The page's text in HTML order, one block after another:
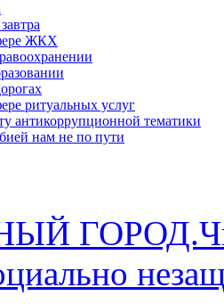
ЖКХ
ритуальных услуг